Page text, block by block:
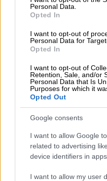
Personal Data.
Opted In
I want to opt-out of
Personal Data for
Opted In
I want to opt-out of
Retention, Sale, and/or
Personal Data that Is
Purposes for which it
Opted Out
Google consents
I want to allow Google
related to advertising
device identifiers in apps.
I want to allow my user
Ο Τραμπ στη
φριτέζα
συσκεύασεκαι στη
σε κόσμο.